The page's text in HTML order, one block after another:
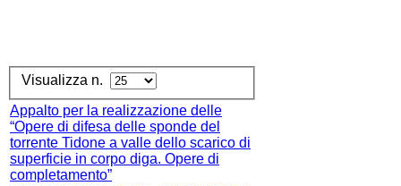
Visualizza n.
Appalto per la realizzazione delle
“Opere di difesa delle sponde del
torrente Tidone a valle dello scarico di
superficie in corpo diga. Opere di
completamento”